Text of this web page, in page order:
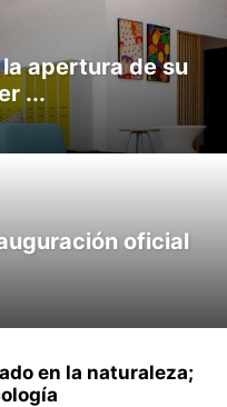
apertura de su
...
oficial
en la naturaleza;